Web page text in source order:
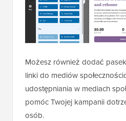
Możesz również dodać
linki do mediów
udostępniania w mediach
pomóc Twojej kampanii
osób.